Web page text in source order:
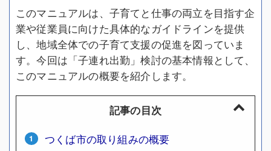
このマニュアルは、子育てと仕事の両立を目指す企
業や従業員に向けた具体的なガイドラインを提供
し、地域全体での子育て支援の促進を図っていま
す。今回は「子連れ出勤」検討の基本情報として、
このマニュアルの概要を紹介します。
記事の目次
つくば市の取り組みの概要